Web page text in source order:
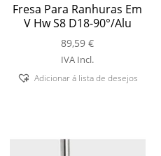
Fresa Para Ranhuras Em
V Hw S8 D18-90°/Alu
89,59€
IVA Incl.
Adicionar á lista de desejos